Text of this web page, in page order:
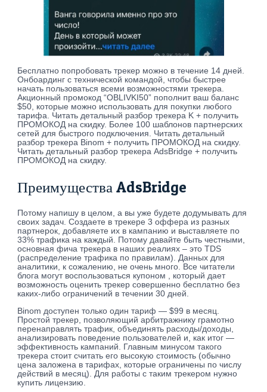
Бесплатно попробовать трекер можно в течение 14 дней.
Онбоардинг с технической командой, чтобы быстрее
начать пользоваться всеми возможностями трекера.
Акционный промокод “OBLIVKI50” пополнит ваш баланс
$50, которые можно использовать для покупки любого
тарифа. Читать детальный разбор трекера K + получить
ПРОМОКОД на скидку. Более 100 шаблонов партнерских
сетей для быстрого подключения. Читать детальный
разбор трекера Binom + получить ПРОМОКОД на скидку.
Читать детальный разбор трекера AdsBridge + получить
ПРОМОКОД на скидку.
Преимущества AdsBridge
Потому напишу в целом, а вы уже будете додумывать для
своих задач. Создаете в трекере 3 оффера из разных
партнерок, добавляете их в кампанию и выставляете по
33% трафика на каждый. Потому давайте быть честными,
основная фича трекера в наших реалиях – это TDS
(распределение трафика по правилам). Данных для
аналитики, к сожалению, не очень много. Все читатели
блога могут воспользоваться купоном , который дает
возможность оценить трекер совершенно бесплатно без
каких-либо ограничений в течении 30 дней.
Binom доступен только один тариф — $99 в месяц.
Простой трекер, позволяющий арбитражнику грамотно
перенаправлять трафик, объединять расходы/доходы,
анализировать поведение пользователей и, как итог —
эффективность кампаний. Главным минусом такого
трекера стоит считать его высокую стоимость (обычно
цена заложена в тарифах, которые ограничены по числу
действий в месяц). Для работы с таким трекером нужно
купить лицензию.